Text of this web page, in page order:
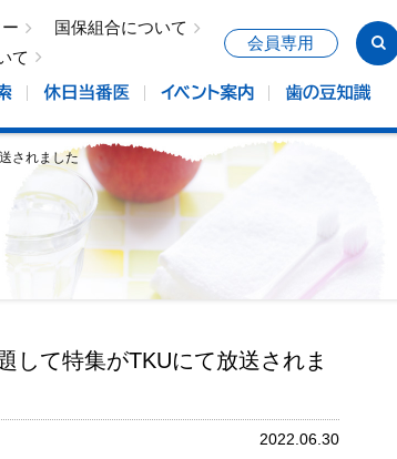
国保組合について
て
会員専用
されました
て特集がTKUにて放送されま
2022.06.30